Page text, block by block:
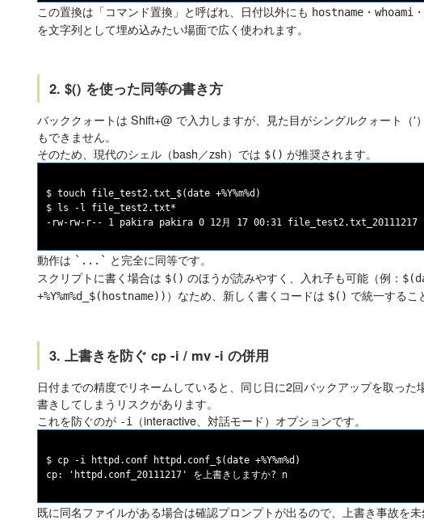
この置換は「コマンド置換」と呼ばれ、日付以外にも hostname ・ whoami ・
を文字列として埋め込みたい場面で広く使われます。
2. $() を使った同等の書き方
バッククォートは Shift+@ で入力しますが、見た目がシングルクォート（'
もできません。
そのため、現代のシェル（bash／zsh）では $() が推奨されます。
$ touch file_test2.txt_$(date +%Y%m%d)
$ ls -l file_test2.txt*
動作は `...` と完全に同等です。
スクリプトに書く場合は $() のほうが読みやすく、入れ子も可能（例：
+%Y%m%d_$(hostname)) ）なため、新しく書くコードは $() で統一するこ
3. 上書きを防ぐ cp -i / mv -i の併用
日付までの精度でリネームしていると、同じ日に2回バックアップを取った
書きしてしまうリスクがあります。
これを防ぐのが -i （interactive、対話モード）オプションです。
$ cp -i httpd.conf httpd.conf_$(date +%Y%m%d)
既に同名ファイルがある場合は確認プロンプトが出るので、上書き事故を未